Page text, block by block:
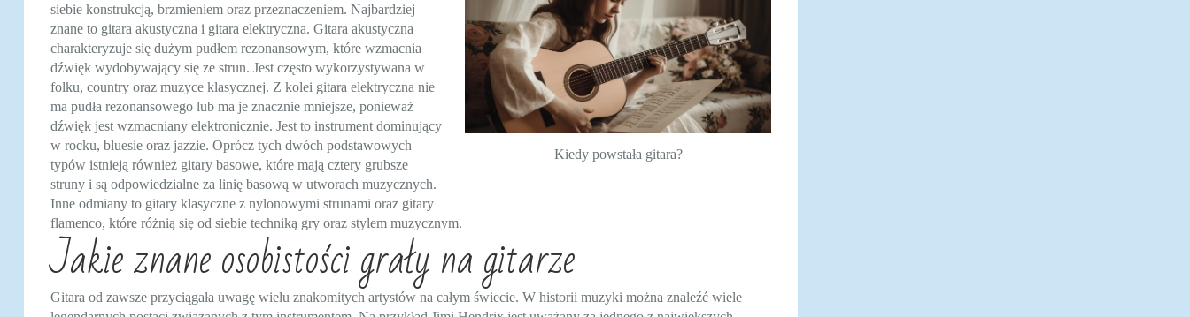
Kiedy powstała gitara?
siebie konstrukcją, brzmieniem oraz przeznaczeniem. Najbardziej
znane to gitara akustyczna i gitara elektryczna. Gitara akustyczna
charakteryzuje się dużym pudłem rezonansowym, które wzmacnia
dźwięk wydobywający się ze strun. Jest często wykorzystywana w
folku, country oraz muzyce klasycznej. Z kolei gitara elektryczna nie
ma pudła rezonansowego lub ma je znacznie mniejsze, ponieważ
dźwięk jest wzmacniany elektronicznie. Jest to instrument dominujący
w rocku, bluesie oraz jazzie. Oprócz tych dwóch podstawowych
typów istnieją również gitary basowe, które mają cztery grubsze
struny i są odpowiedzialne za linię basową w utworach muzycznych.
Inne odmiany to gitary klasyczne z nylonowymi strunami oraz gitary
flamenco, które różnią się od siebie techniką gry oraz stylem muzycznym.
Jakie znane osobistości grały na gitarze
Gitara od zawsze przyciągała uwagę wielu znakomitych artystów na całym świecie. W historii muzyki można znaleźć wiele